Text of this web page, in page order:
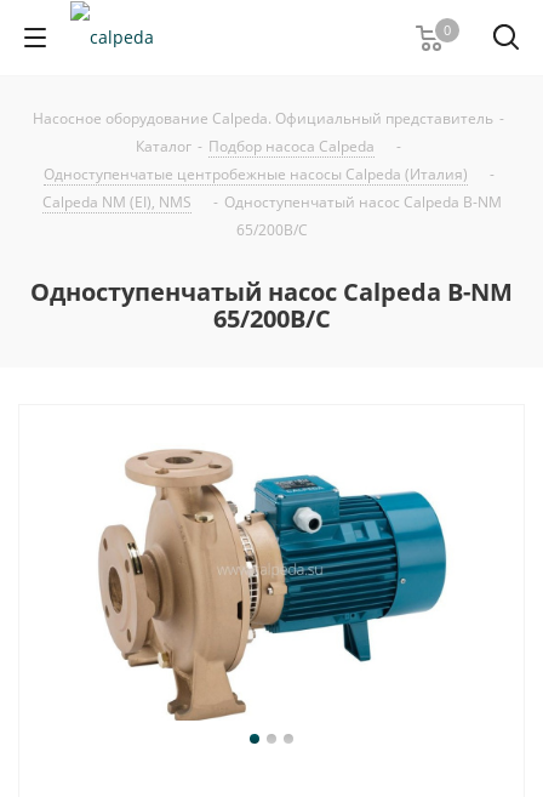
0
Насосное оборудование Calpeda. Официальный представитель -
Каталог - Подбор насоса Calpeda
-
Одноступенчатые центробежные насосы Calpeda (Италия)
-
Calpeda NM (EI), NMS
- Одноступенчатый насос Calpeda B-NM
65/200B/C
Одноступенчатый насос Calpeda B-NM
65/200B/C